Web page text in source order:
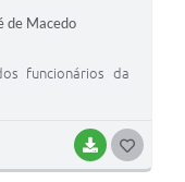
BAIXAR
de Macedo
funcionários da